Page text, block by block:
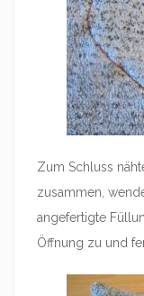
Zum Schluss
zusammen,
angefertigte
Öffnung zu und